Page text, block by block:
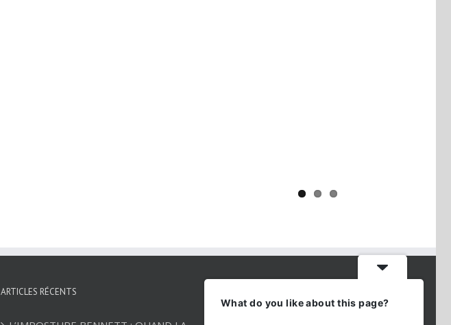
ARTICLES RÉCENTS
What do you like about this page?